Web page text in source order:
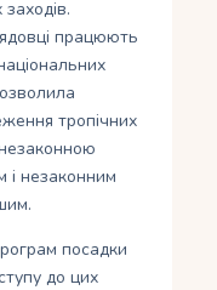
працюють
тропічних
і незаконним
посадки
до цих